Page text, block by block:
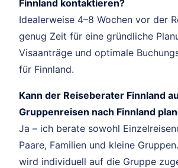
Finnland kontaktieren?
Idealerweise 4–8 Wochen vor der
genug Zeit für eine gründliche
Visaanträge und optimale
für Finnland.
Kann der Reiseberater Finnland
Gruppenreisen nach Finnland
Ja – ich berate sowohl
Paare, Familien und kleine
wird individuell auf die Gruppe